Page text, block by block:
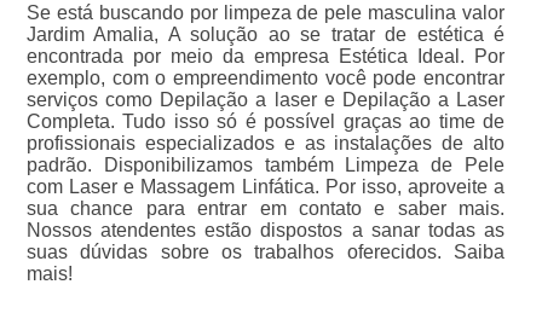
Se está buscando por limpeza de pele masculina valor
Jardim Amalia, A solução ao se tratar de estética é
encontrada por meio da empresa Estética Ideal. Por
exemplo, com o empreendimento você pode encontrar
serviços como Depilação a laser e Depilação a Laser
Completa. Tudo isso só é possível graças ao time de
profissionais especializados e as instalações de alto
padrão. Disponibilizamos também Limpeza de Pele
com Laser e Massagem Linfática. Por isso, aproveite a
sua chance para entrar em contato e saber mais.
Nossos atendentes estão dispostos a sanar todas as
suas dúvidas sobre os trabalhos oferecidos. Saiba
mais!